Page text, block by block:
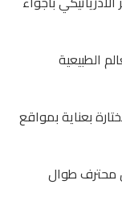
الطبيعية
بعناية بمواقع
محترف طوال